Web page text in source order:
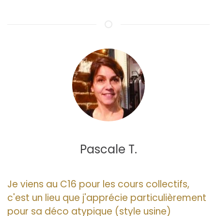
Pascale T.
Je viens au C16 pour les cours collectifs,
c'est un lieu que j'apprécie particulièrement
pour sa déco atypique (style usine)